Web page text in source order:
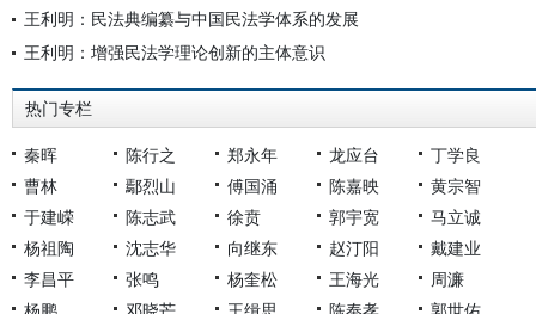
王利明：民法典编纂与中国民法学体系的发展
王利明：增强民法学理论创新的主体意识
热门专栏
秦晖 陈行之 郑永年 龙应台
丁学良
曹林
鄢烈山 傅国涌 陈嘉映
黄宗智
于建嵘
陈志武 徐贲 郭宇宽
马立诚
杨祖陶
沈志华 向继东 赵汀阳
戴建业
李昌平
张鸣 杨奎松 王海光
周濂